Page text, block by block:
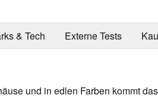
& Tech Externe Tests
und in edlen Farben kommt